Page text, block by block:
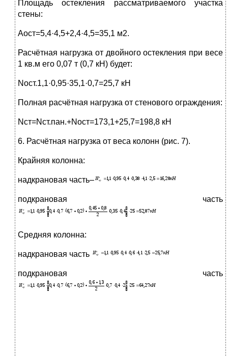
Площадь остекления рассматриваемого участка
стены:
Аост=5,4·4,5+2,4·4,5=35,1 м2.
Расчётная нагрузка от двойного остекления при весе
1 кв.м его 0,07 т (0,7 кН) будет:
Nост.1,1·0,95·35,1·0,7=25,7 кН
Полная расчётная нагрузка от стенового ограждения:
Nст=Nст.пан.+Nост=173,1+25,7=198,8 кН
6. Расчётная нагрузка от веса колонн (рис. 7).
Крайняя колонна:
надкрановая часть–
подкрановая часть
Средняя колонна:
надкрановая часть
подкрановая часть